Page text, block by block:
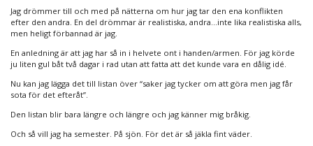
Jag drömmer till och med på nätterna om hur jag tar den ena konflikten
efter den andra. En del drömmar är realistiska, andra…inte lika realistiska alls,
men heligt förbannad är jag.
En anledning är att jag har så in i helvete ont i handen/armen. För jag körde
ju liten gul båt två dagar i rad utan att fatta att det kunde vara en dålig idé.
Nu kan jag lägga det till listan över “saker jag tycker om att göra men jag får
sota för det efteråt”.
Den listan blir bara längre och längre och jag känner mig bråkig.
Och så vill jag ha semester. På sjön. För det är så jäkla fint väder.